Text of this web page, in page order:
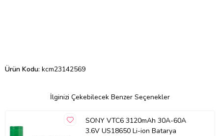
Ürün Kodu: kcm23142569
İlginizi Çekebilecek Benzer Seçenekler
SONY VTC6 3120mAh 30A-60A
3.6V US18650 Li-ion Batarya